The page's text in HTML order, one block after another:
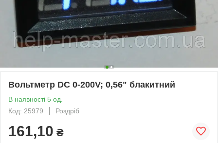
Вольтметр DC 0-200V; 0,56" блакитний
В наявності 5 од.
Код: 25979
Роздріб
161,10 ₴